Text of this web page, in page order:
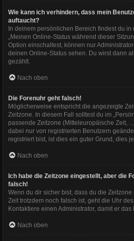
Wie kann ich verhindern, dass mein
auftaucht?
In deinem persönlichen Bereich findest du
„Meinen Online-Status während dieser
Option einschaltest, können nur
deinen Online-Status sehen. Du wirst dann
gezählt.
Nach oben
Die Forenuhr geht falsch!
Möglicherweise entspricht die angezeigte
Zeitzone. In diesem Fall solltest du im
passende Zeitzone (Mitteleuropäische Zeit,
dabei nur von registrierten Benutzern
registriert bist, ist dies ein guter Grund, dies
Nach oben
Ich habe die Zeitzone eingestellt, aber die
falsch!
Wenn du dir sicher bist, dass du die
Zeit trotzdem noch falsch ist, geht die Uhr
Kontaktiere einen Administrator, damit er das
Nach oben